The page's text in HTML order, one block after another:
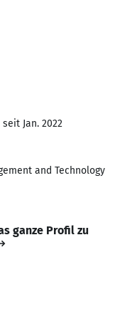
Jan. 2022
and Technology
ganze Profil zu